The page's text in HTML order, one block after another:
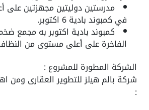
مدرستين دوليتين مجهزتين
في كمبوند بادية 6 اكتوبر .
كمبوند بادية اكتوبر به مجمع
الفاخرة على أعلى مستوى من
الشركة المطورة للمشروع :
شركة بالم هيلز للتطوير العقارى ومن
: